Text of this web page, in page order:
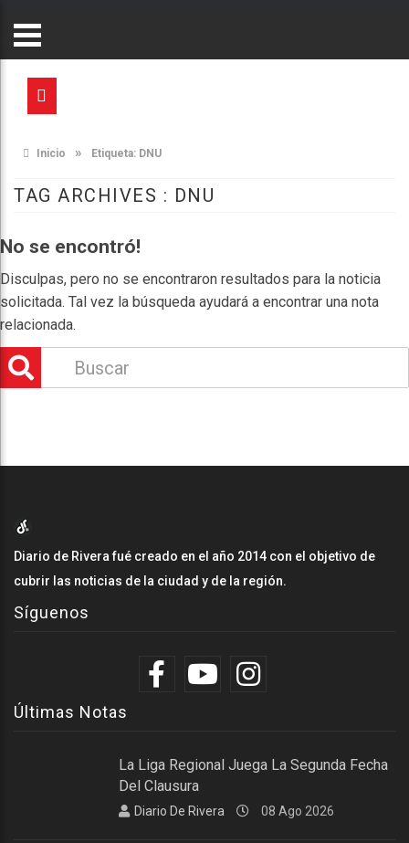
Inicio » Etiqueta: DNU
TAG ARCHIVES : DNU
No se encontró!
Disculpas, pero no se encontraron resultados para la noticia
solicitada. Tal vez la búsqueda ayudará a encontrar una nota
relacionada.
Diario de Rivera fué creado en el año 2014 con el objetivo de
cubrir las noticias de la ciudad y de la región.
Síguenos
Últimas Notas
La Liga Regional Juega La Segunda Fecha
Del Clausura
Diario De Rivera 08 Ago 2026